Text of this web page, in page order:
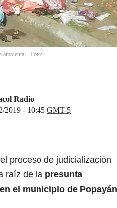
ambiental . Foto:
Radio
2019 - 10:45 GMT-5
proceso de judicialización
raíz de la presunta
el municipio de Popayán